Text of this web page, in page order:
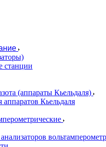
станции
(аппараты Кьельдаля)
аппаратов Кьельдаля